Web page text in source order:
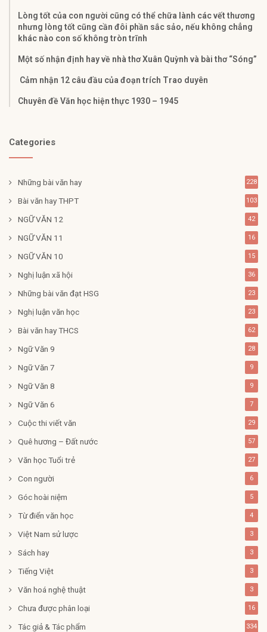
Lòng tốt của con người cũng có thể chữa lành các vết thương
nhưng lòng tốt cũng cần đôi phần sắc sảo, nếu không chẳng
khác nào con số không tròn trĩnh
Một số nhận định hay về nhà thơ Xuân Quỳnh và bài thơ “Sóng”
Cảm nhận 12 câu đầu của đoạn trích Trao duyên
Chuyên đề Văn học hiện thực 1930 – 1945
Categories
Những bài văn hay 228
Bài văn hay THPT 103
NGỮ VĂN 12 42
NGỮ VĂN 11 16
NGỮ VĂN 10 15
Nghị luận xã hội 36
Những bài văn đạt HSG 23
Nghị luận văn học 23
Bài văn hay THCS 62
Ngữ Văn 9 28
Ngữ Văn 7 9
Ngữ Văn 8 9
Ngữ Văn 6 7
Cuộc thi viết văn 29
Quê hương – Đất nước 57
Văn học Tuổi trẻ 27
Con người 6
Góc hoài niệm 5
Từ điển văn học 4
Việt Nam sử lược 3
Sách hay 3
Tiếng Việt 3
Văn hoá nghệ thuật 3
Chưa được phân loại 16
Tác giả & Tác phẩm 334